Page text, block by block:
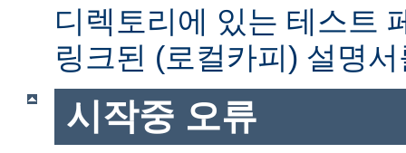
디렉토리에 있는 테스트
링크된 (로컬카피) 설명
시작중 오류